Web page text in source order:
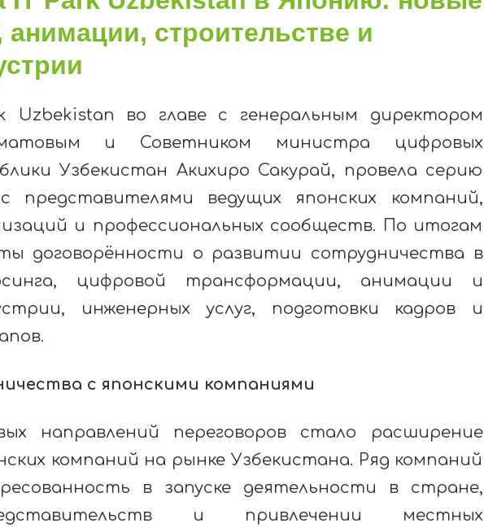
анимации, строительстве и
Uzbekistan во главе с генеральным директором
и Советником министра цифровых
Узбекистан Акихиро Сакурай, провела серию
представителями ведущих японских компаний,
и профессиональных сообществ. По итогам
договорённости о развитии сотрудничества в
цифровой трансформации, анимации и
инженерных услуг, подготовки кадров и
с японскими компаниями
направлений переговоров стало расширение
компаний на рынке Узбекистана. Ряд компаний
в запуске деятельности в стране,
и привлечении местных